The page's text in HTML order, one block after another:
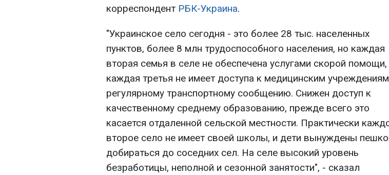
корреспондент РБК-Украина.
"Украинское село сегодня - это более 28 тыс. населенных
пунктов, более 8 млн трудоспособного населения, но каждая
вторая семья в селе не обеспечена услугами скорой помощи,
каждая третья не имеет доступа к медицинским
регулярному транспортному сообщению. Снижен доступ к
качественному среднему образованию, прежде всего это
касается отдаленной сельской местности. Практически
второе село не имеет своей школы, и дети вынуждены
добираться до соседних сел. На селе высокий уровень
безработицы, неполной и сезонной занятости", - сказал